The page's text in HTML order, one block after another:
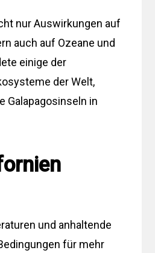
nur Auswirkungen auf
auch auf Ozeane und
einige der
der Welt,
Galapagosinseln in
und anhaltende
für mehr